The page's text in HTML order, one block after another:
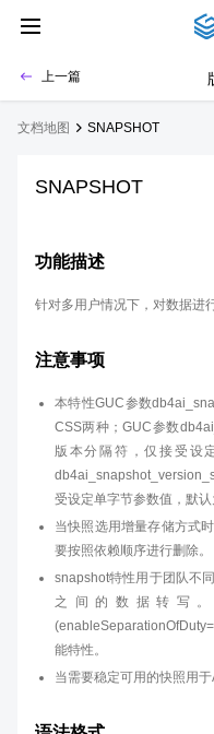
上一篇
文档地图 SNAPSHOT
SNAPSHOT
功能描述
针对多用户情况下，对数据进
注意事项
本特性GUC参数
CSS两种；GUC参数
版本分隔符，仅接受设
受设定单字节参数值，默认
当快照选用增量存储方式
要按照依赖顺序进行删除。
snapshot特性用于团队不
之间的数据转写
能特性。
当需要稳定可用的快照用